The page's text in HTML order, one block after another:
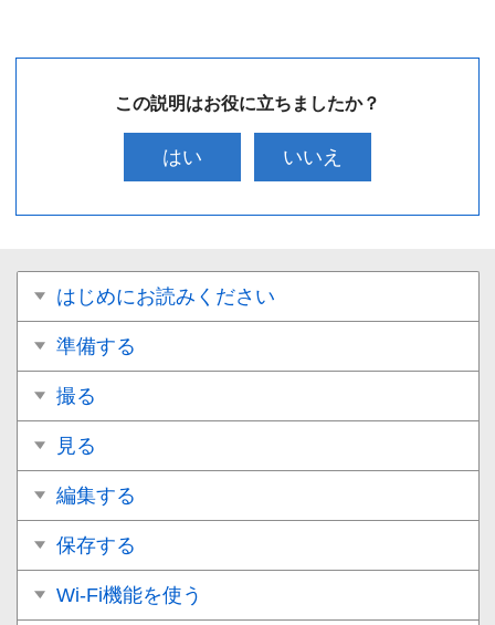
この説明はお役に立ちましたか？
はい いいえ
はじめにお読みください
準備する
撮る
見る
編集する
保存する
Wi-Fi機能を使う